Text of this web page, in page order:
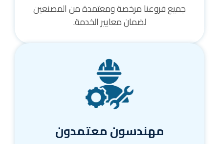
جميع فروعنا مرخصة ومعتمدة من المصنعين
لضمان معايير الخدمة.
مهندسون معتمدون